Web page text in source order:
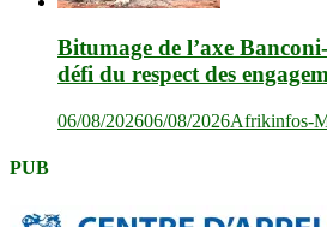
Bitumage de l’axe
défi du respect des
06/08/202606/08/2026Afrikinfos-
PUB